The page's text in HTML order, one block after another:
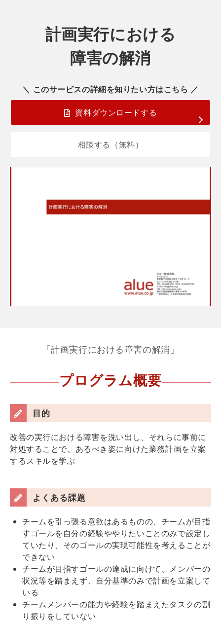
計画実行における
障害の解消
＼ このサービスの詳細を知りたい方はこちら ／
資料ダウンロードする
相談する（無料）
「計画実行における障害の解消」
プログラム概要
目的
改善の実行における障害を洗い出し、それらに事前に
対処することで、あるべき姿に向けた業務計画を立案
するスキルを学ぶ
よくある課題
チームを引っ張る意欲はあるものの、チームが目指
すゴールを自分の経験ややりたいことのみで設定し
ていたり、そのゴールの実現可能性を考えることが
できない
チームが目指すゴールの達成に向けて、メンバーの
状況等を踏まえず、自分基準のみで計画を立案して
いる
チームメンバーの能力や経験を踏まえたタスクの割
り振りをしていない